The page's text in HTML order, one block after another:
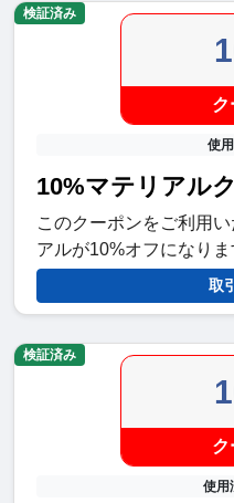
ク
使
10%マテリアル
このクーポンをご利用
アルが10%オフになりま
取
検証済み
ク
使用
検証済み